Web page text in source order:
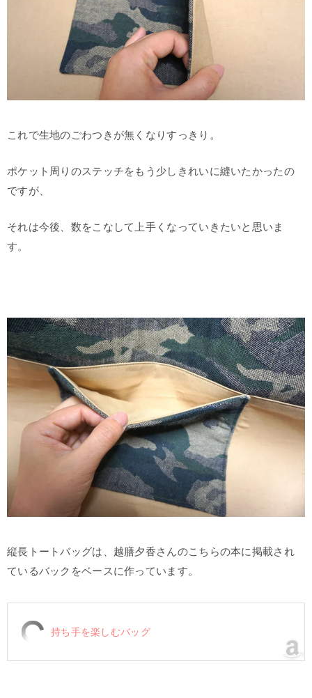
これで生地のごわつきが無くなりすっきり。
ポケット周りのステッチをもう少しきれいに縫いたかったの
ですが、
それは今後、数をこなして上手くなっていきたいと思いま
す。
縦長トートバッグは、越膳夕香さんのこちらの本に掲載され
ているバックをベースに作っています。
持ち手を楽しむバッグ